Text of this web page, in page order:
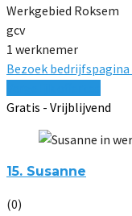
Werkgebied Roksem
gcv
1 werknemer
Bezoek bedrijfspagina
Gratis - Vrijblijvend
15. Susanne
(0)